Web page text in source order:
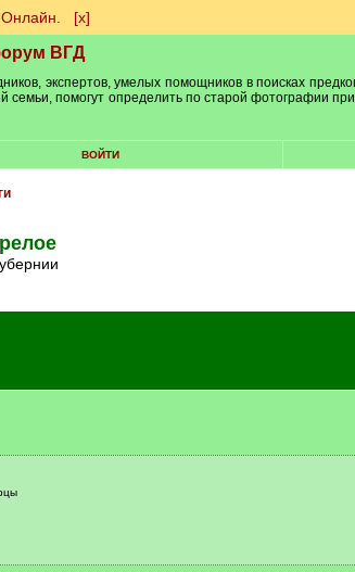
[х]
ВГД
экспертов, умелых помощников в поисках
помогут определить по старой фотографии
ВОЙТИ